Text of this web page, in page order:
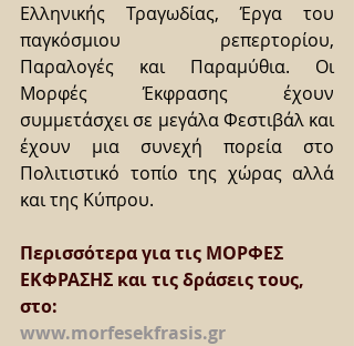
Ελληνικής Τραγωδίας, Έργα του
παγκόσμιου ρεπερτορίου,
Παραλογές και Παραμύθια. Οι
Μορφές Έκφρασης έχουν
συμμετάσχει σε μεγάλα Φεστιβάλ και
έχουν μια συνεχή πορεία στο
Πολιτιστικό τοπίο της χώρας αλλά
και της Κύπρου.
Περισσότερα για τις ΜΟΡΦΕΣ
ΕΚΦΡΑΣΗΣ και τις δράσεις τους,
στο:
www.morfesekfrasis.gr